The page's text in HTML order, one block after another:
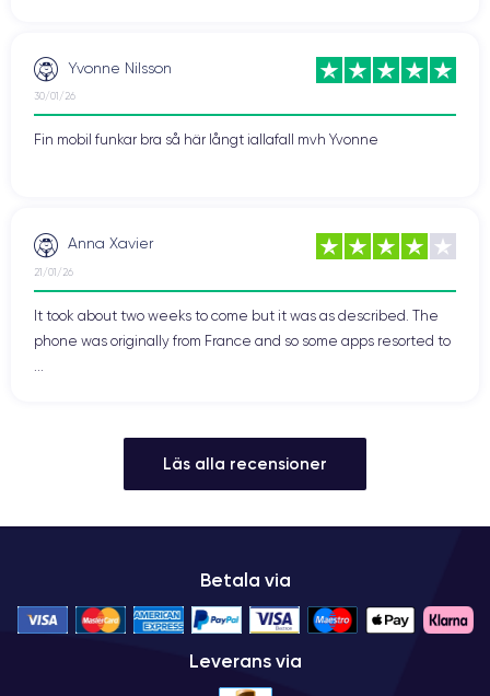
Yvonne Nilsson
30/01/26
Fin mobil funkar bra så här långt iallafall mvh Yvonne
Anna Xavier
21/01/26
It took about two weeks to come but it was as described. The
phone was originally from France and so some apps resorted to
Läs alla recensioner
Betala via
Leverans via